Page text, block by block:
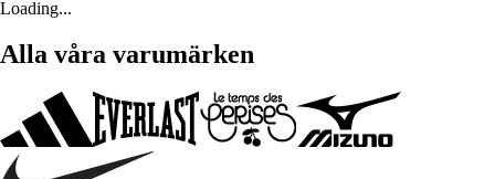
Loading...
Alla våra varumärken